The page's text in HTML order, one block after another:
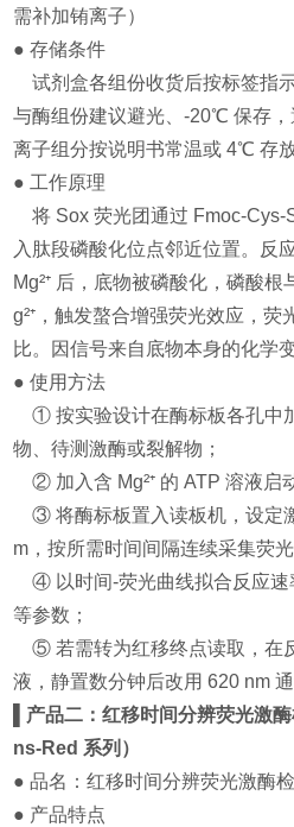
需补加铕离子）
● 存储条件
试剂盒各组份收货后按标签指
与酶组份建议避光、-20℃ 保存
离子组分按说明书常温或 4℃ 存放
● 工作原理
将 Sox 荧光团通过 Fmoc-Cys-
入肽段磷酸化位点邻近位置。反
Mg²⁺ 后，底物被磷酸化，磷酸
g²⁺，触发螯合增强荧光效应，
比。因信号来自底物本身的化学
● 使用方法
① 按实验设计在酶标板各孔中
物、待测激酶或裂解物；
② 加入含 Mg²⁺ 的 ATP 溶液启
③ 将酶标板置入读板机，设定
m，按所需时间间隔连续采集荧光
④ 以时间-荧光曲线拟合反应速
等参数；
⑤ 若需转为红移终点读取，在
液，静置数分钟后改用 620 nm 通
▌产品二：红移时间分辨荧光激
ns-Red 系列）
● 品名：红移时间分辨荧光激酶
● 产品特点